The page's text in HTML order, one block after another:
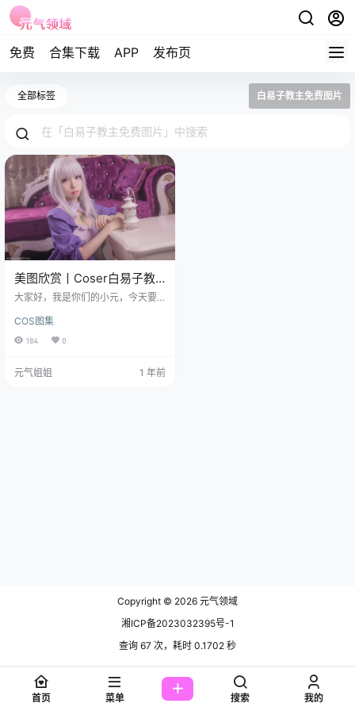
免费 合集下载 APP 发布页
全部标签 白易子教主免费图片
美图欣赏丨Coser白易子教
主-艾米莉娅[10P-124MB]
大家好，我是你们的小元，今天要
的小姐姐白易子教主，长得那叫一
个美，妆容精致得跟艺术品似的，
套图，文章末尾获取(收藏本站不迷
COS图集
184 0
元气姐姐 1 年前
Copyright © 2026 元气领域
湘ICP备2023032395号-1
查询 67 次，耗时 0.1702 秒
首页 菜单 搜索 我的